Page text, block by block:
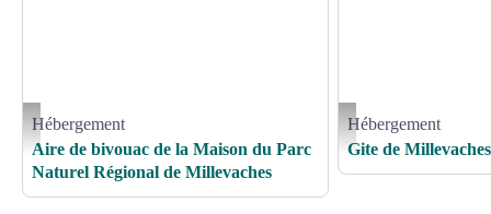
Aire de bivouac de la Maison du Parc_1 - PNR Millevaches
Hébergement
Aire de bivouac de la Maison du Parc
Naturel Régional de Millevaches
IMG20250515090818 -
Hébergement
Gite de Millevaches